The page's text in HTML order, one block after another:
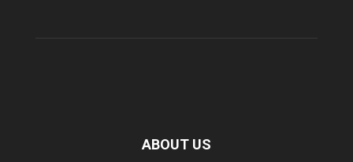
ABOUT US